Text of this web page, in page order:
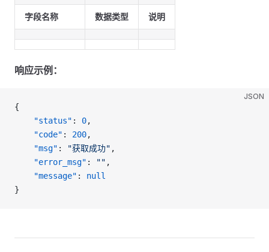
字段名称 数据类型 说明
响应示例：
JSON
{
    "status"
: 0,
    "code"
: 200,
    "msg"
: "获取成功" ,
    "error_msg"
: "" ,
    "message"
: null
}